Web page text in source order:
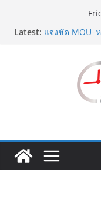
Latest: มทร.กรุงเทพ
ฟุตซอลไทย พ่
ฟุตซอล แชมเ
ททท. เดินหน้า
52 บริษัท ทดส
ภาคตะวันออก
ททท. ต้อนรับเ
Airlines เส้นท
Connectivity
เที่ยวแรกบินแร
ม.วลัยลักษณ์ จั